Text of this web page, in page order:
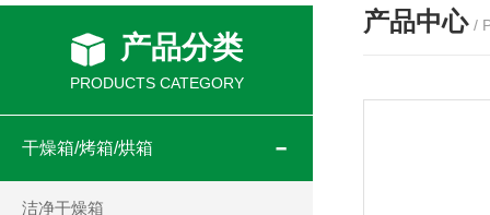
产品分类
PRODUCTS CATEGORY
干燥箱/烤箱/烘箱
洁净干燥箱
产品中心 /